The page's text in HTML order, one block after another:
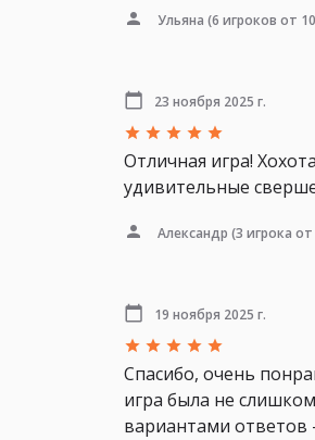
Ульяна (6 игроков от
23 ноября 2025 г.
Отличная игра!
удивительные
Александр (3 игрока
19 ноября 2025 г.
Спасибо, очень
игра была не
вариантами ответов